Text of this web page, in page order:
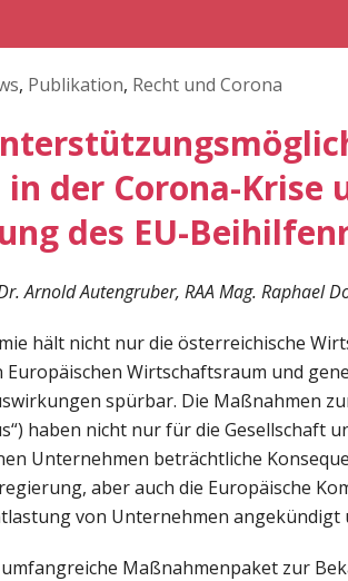
, Publikation, Recht und Corona
der Corona-Krise
des EU-
Arnold Autengruber, RAA Mag. Raphael
hält nicht nur die österreichische
Wirtschaftsraum und
spürbar. Die Maßnahmen
haben nicht nur für die Gesellschaft
Unternehmen beträchtliche
aber auch die Europäische
von Unternehmen angekündigt
umfangreiche Maßnahmenpaket zur